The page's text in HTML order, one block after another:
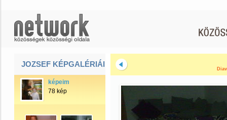
JOZSEF KÉPGALÉRIÁI
képeim
78 kép